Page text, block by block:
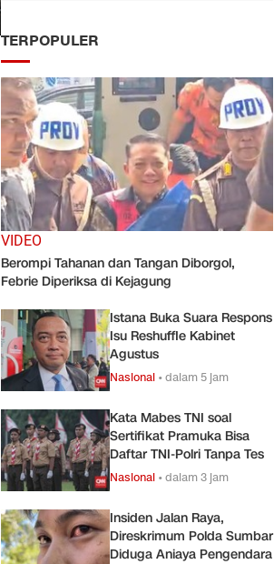
TERPOPULER
VIDEO
Berompi Tahanan dan Tangan Diborgol,
Febrie Diperiksa di Kejagung
Istana Buka Suara Respons
Isu Reshuffle Kabinet
Agustus
Nasional •dalam 5 jam
Kata Mabes TNI soal
Sertifikat Pramuka Bisa
Daftar TNI-Polri Tanpa Tes
Nasional •dalam 3 jam
Insiden Jalan Raya,
Direskrimum Polda Sumbar
Diduga Aniaya Pengendara